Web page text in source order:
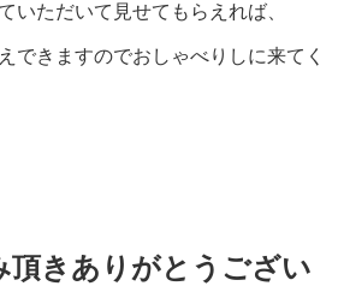
いただいて見せてもらえれば、
できますのでおしゃべりしに来てく
頂きありがとうござい